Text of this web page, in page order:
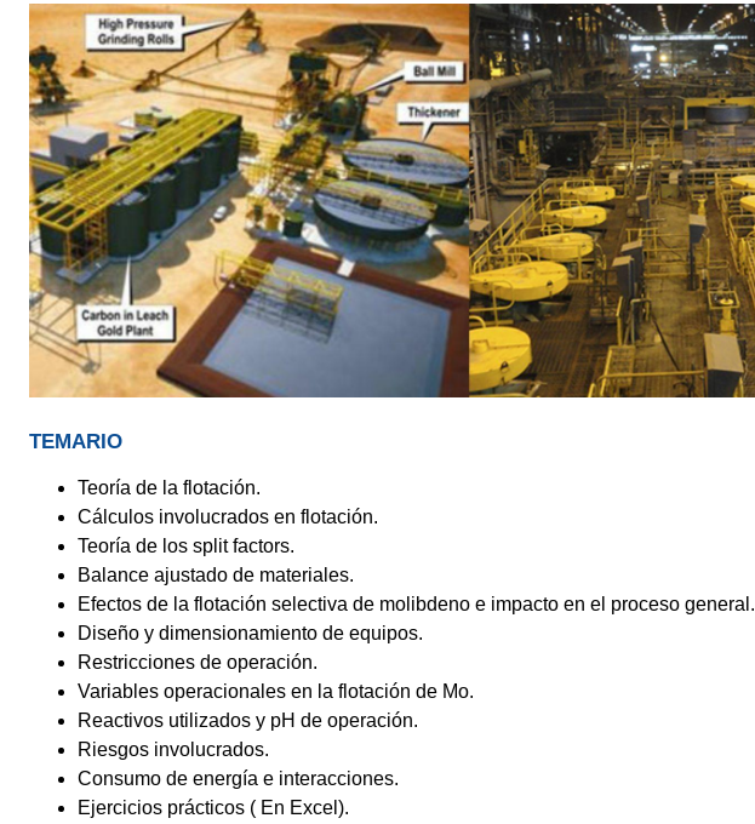
TEMARIO
Teoría de la flotación.
Cálculos involucrados en flotación.
Teoría de los split factors.
Balance ajustado de materiales.
Efectos de la flotación selectiva de molibdeno e impacto en el proceso general.
Diseño y dimensionamiento de equipos.
Restricciones de operación.
Variables operacionales en la flotación de Mo.
Reactivos utilizados y pH de operación.
Riesgos involucrados.
Consumo de energía e interacciones.
Ejercicios prácticos ( En Excel).